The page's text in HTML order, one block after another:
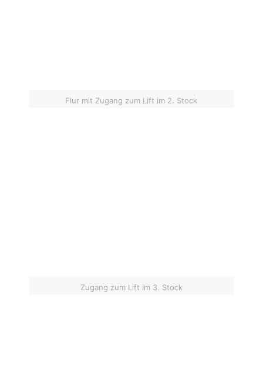
Flur mit Zugang zum Lift im 2. Stock
Zugang zum Lift im 3. Stock